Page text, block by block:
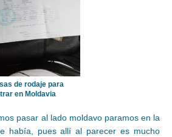
de rodaje para
en Moldavia
pasar al lado moldavo paramos en la
había, pues allí al parecer es mucho